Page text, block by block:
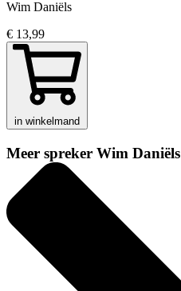
Wim Daniëls
€ 13,99
in winkelmand
Meer spreker Wim Daniëls